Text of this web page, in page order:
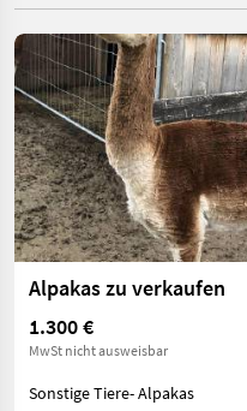
Alpakas zu verkaufen
1.300 €
MwSt nicht ausweisbar
Sonstige Tiere- Alpakas